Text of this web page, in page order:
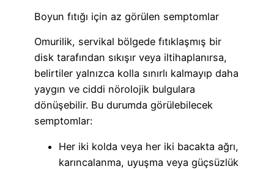
Boyun fıtığı için az görülen semptomlar
Omurilik, servikal bölgede fıtıklaşmış bir
disk tarafından sıkışır veya iltihaplanırsa,
belirtiler yalnızca kolla sınırlı kalmayıp daha
yaygın ve ciddi nörolojik bulgulara
dönüşebilir. Bu durumda görülebilecek
semptomlar:
Her iki kolda veya her iki bacakta ağrı,
karıncalanma, uyuşma veya güçsüzlük